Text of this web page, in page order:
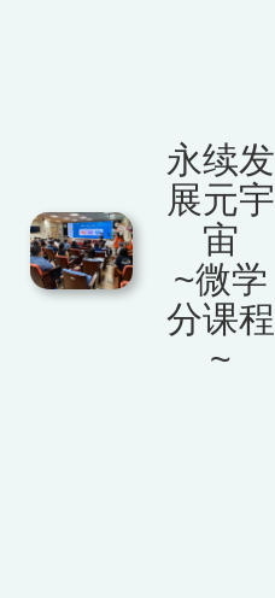
永续发
展元宇
宙
~微学
分课程
~